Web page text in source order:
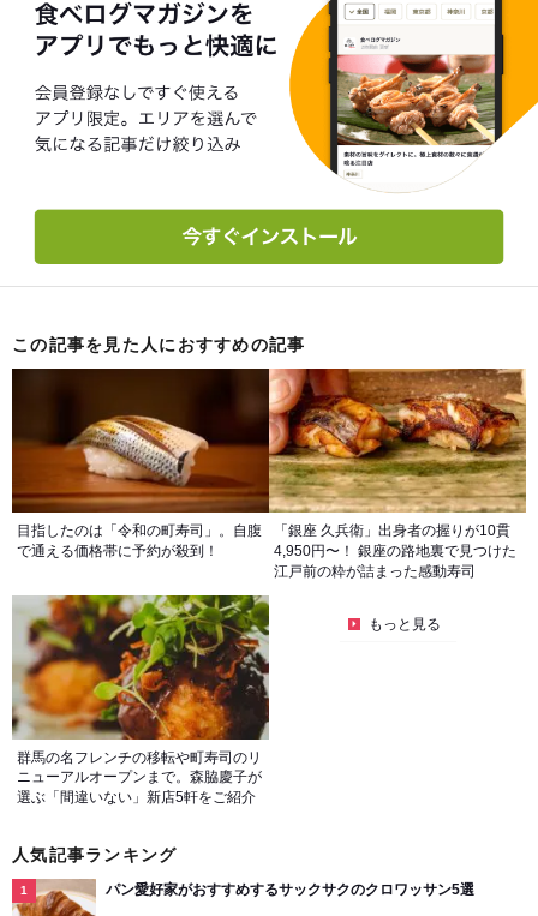
この記事を見た人におすすめの記事
目指したのは「令和の町寿司」。自腹
で通える価格帯に予約が殺到！
「銀座 久兵衛」出身者の握りが10貫
4,950円〜！ 銀座の路地裏で見つけた
江戸前の粋が詰まった感動寿司
群馬の名フレンチの移転や町寿司のリ
ニューアルオープンまで。森脇慶子が
選ぶ「間違いない」新店5軒をご紹介
もっと見る
人気記事ランキング
パン愛好家がおすすめするサックサクのクロワッサン5選